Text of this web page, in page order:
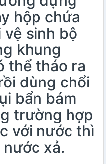
hộp chứa
vệ sinh bộ
khung
thể tháo ra
dùng chổi
bẩn bám
trường hợp
với nước thì
xả.